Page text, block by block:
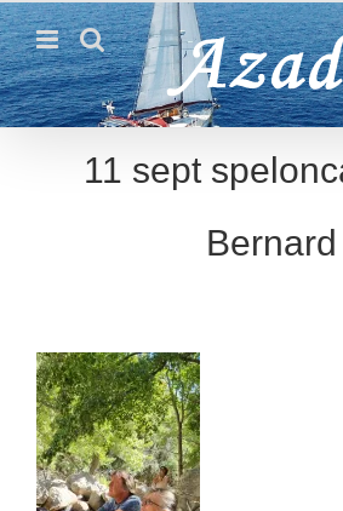
Passer
au
contenu
11 sept
Bernard